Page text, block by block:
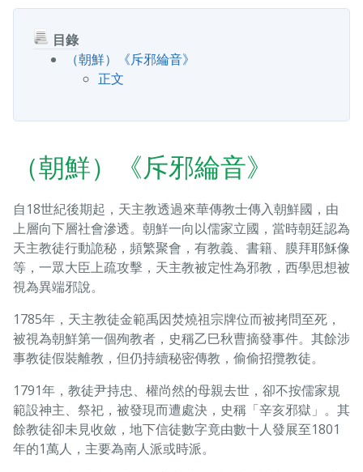
目錄
（朝鮮）《斥邪綸音》
正文
（朝鮮）《斥邪綸音》
自18世紀後期起，天主教透過來華傳教士傳入朝鮮國，由
上層向下層社會滲透。朝鮮一向以儒家立國，當時朝廷認為
天主教徒行動詭秘，頻繁聚會，有教義、書籍、膜拜耶穌像
等，一眾大臣上疏攻擊，天主教被定性為邪教，西學思想被
視為異端邪說。
1785年，天主教徒金範禹因焚燒祖宗牌位而被拷問至死，
被視為朝鮮第一個殉教者，史稱乙巳秋曹摘發事件。其餘涉
事教徒假裝離教，但仍持續秘密傳教，偷偷招攬教徒。
1791年，教徒尹持忠、權尚然的母親去世，卻不按儒家規
範設神主、祭祀，被發現而遭處決，史稱「辛亥邪獄」。其
餘教徒卻未見收斂，地下信徒數字竟由數十人發展至1801
年的1萬人，主要為南人派或時派。